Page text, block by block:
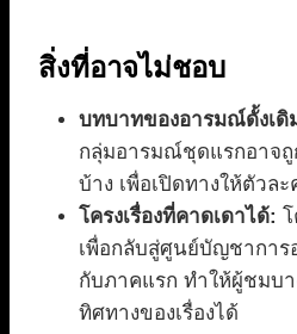
สิ่งที่อาจไม่ชอบ
บทบาทของอารมณ์ดั้งเดิ
กลุ่มอารมณ์ชุดแรกอาจ
บ้าง เพื่อเปิดทางให้ตัวล
โครงเรื่องที่คาดเดาได้:
เพื่อกลับสู่ศูนย์บัญชาการ
กับภาคแรก ทำให้ผู้ชมบ
ทิศทางของเรื่องได้